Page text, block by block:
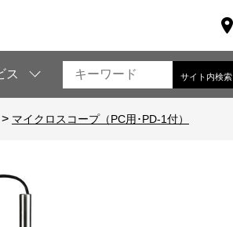
ス サイト内検索
> マイクロスコープ（PC用･PD-1付）